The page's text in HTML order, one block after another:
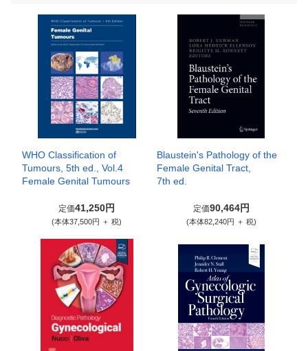
WHO Classification of
Tumours, 5th ed., Vol.4
Female Genital Tumours
定価41,250円
(本体37,500円 ＋ 税)
Blaustein's Pathology of the
Female Genital Tract,
7th ed.
定価90,464円
(本体82,240円 ＋ 税)